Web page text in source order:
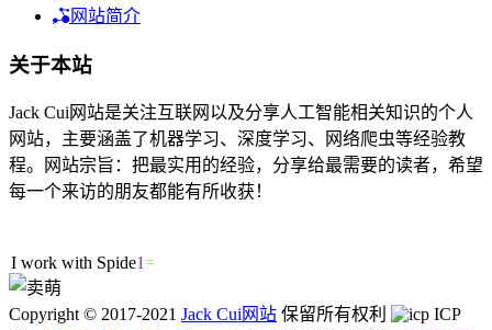
网站简介
关于本站
Jack Cui网站是关注互联网以及分享人工智能相关知识的个人
网站，主要涵盖了机器学习、深度学习、网络爬虫等经验教
程。网站宗旨：把最实用的经验，分享给最需要的读者，希望
每一个来访的朋友都能有所收获！
I work with Spi\)95
Copyright © 2017-2021 Jack Cui网站 保留所有权利
ICP